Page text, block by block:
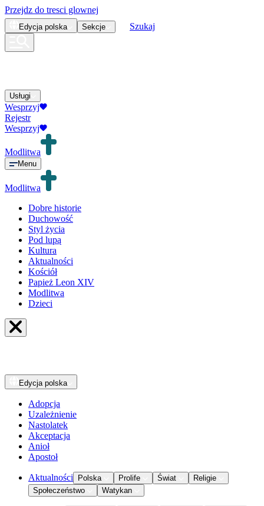
Przejdz do tresci glownej
Edycja polska Sekcje Szukaj
Usługi
Wesprzyj
Rejestr
Wesprzyj
Modlitwa
Menu
Modlitwa
Dobre historie
Duchowość
Styl życia
Pod lupą
Kultura
Aktualności
Kościół
Papież Leon XIV
Modlitwa
Dzieci
Edycja polska
Adopcja
Uzależnienie
Nastolatek
Akceptacja
Anioł
Apostoł
Aktualności Polska Prolife Świat
Religie
Społeczeństwo
Watykan